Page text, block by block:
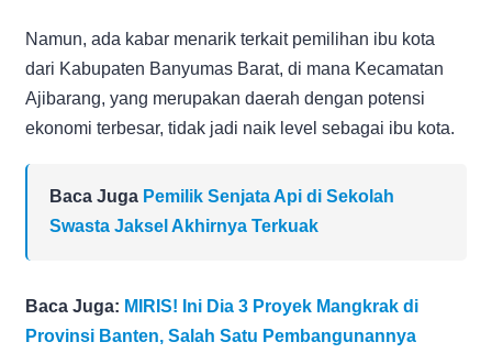
Namun, ada kabar menarik terkait pemilihan ibu kota
dari Kabupaten Banyumas Barat, di mana Kecamatan
Ajibarang, yang merupakan daerah dengan potensi
ekonomi terbesar, tidak jadi naik level sebagai ibu kota.
Baca Juga Pemilik Senjata Api di Sekolah
Swasta Jaksel Akhirnya Terkuak
Baca Juga: MIRIS! Ini Dia 3 Proyek Mangkrak di
Provinsi Banten, Salah Satu Pembangunannya